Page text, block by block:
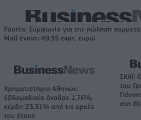
Fourlis: Συμφωνία για την πώληση
Mall έναντι 49,35 εκατ. ευρώ
Χρηματιστήριο Αθηνών:
Εβδομαδιαία άνοδος 1,76%,
κέρδη 23,31% από τις αρχές
του έτους
ΣΚΑΪ:
του
στη